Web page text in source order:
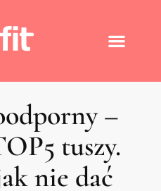
–
tuszy.
nie dać